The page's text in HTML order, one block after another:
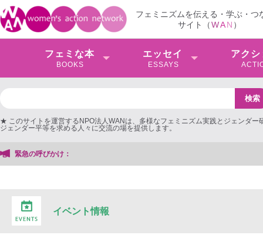
フェミニズムを伝える・学ぶ・つ
サイト（WAN ）
フェミな本
BOOKS
エッセイ
ESSAYS
アクシ
★ このサイトを運営するNPO法人WANは、多様なフェミニズム実践とジェンダー
ジェンダー平等を求める人々に交流の場を提供します。
緊急の呼びかけ：
イベント情報